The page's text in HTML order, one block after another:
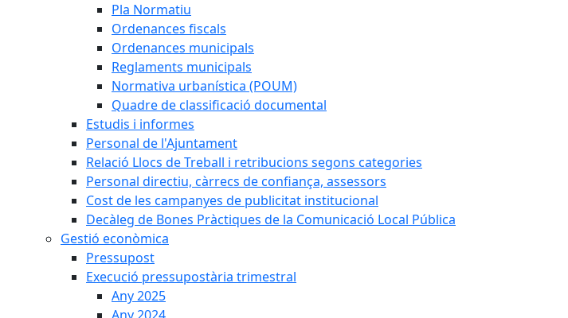
Pla Normatiu
Ordenances fiscals
Ordenances municipals
Reglaments municipals
Normativa urbanística (POUM)
Quadre de classificació documental
Estudis i informes
Personal de l'Ajuntament
Relació Llocs de Treball i retribucions segons categories
Personal directiu, càrrecs de confiança, assessors
Cost de les campanyes de publicitat institucional
Decàleg de Bones Pràctiques de la Comunicació Local Pública
Gestió econòmica
Pressupost
Execució pressupostària trimestral
Any 2025